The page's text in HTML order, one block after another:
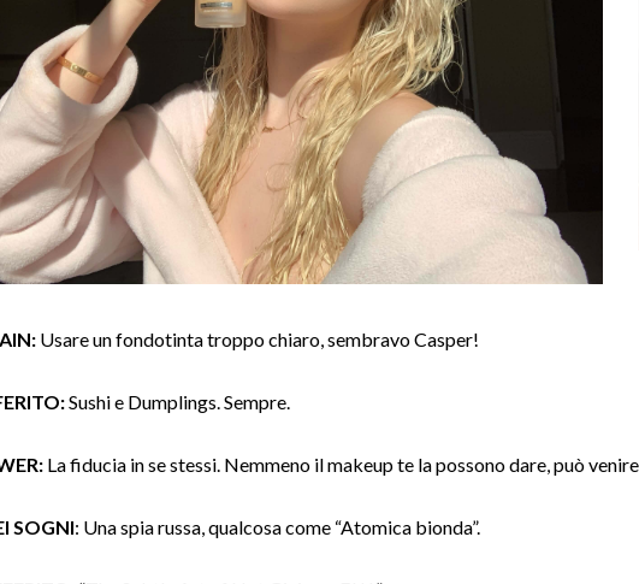
Usare un fondotinta troppo chiaro, sembravo Casper!
Sushi e Dumplings. Sempre.
La fiducia in se stessi. Nemmeno il makeup te la possono dare, può
SOGNI: Una spia russa, qualcosa come “Atomica bionda”.